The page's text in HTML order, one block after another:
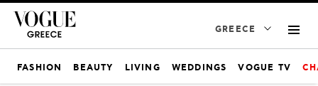
GREECE
FASHION BEAUTY LIVING WEDDINGS VOGUE TV